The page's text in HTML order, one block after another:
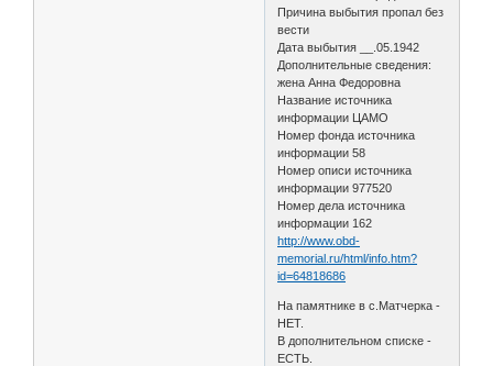
Причина выбытия пропал без
вести
Дата выбытия __.05.1942
Дополнительные сведения:
жена Анна Федоровна
Название источника
информации ЦАМО
Номер фонда источника
информации 58
Номер описи источника
информации 977520
Номер дела источника
информации 162
http://www.obd-
memorial.ru/html/info.htm?
id=64818686
На памятнике в с.Матчерка -
НЕТ.
В дополнительном списке -
ЕСТЬ.